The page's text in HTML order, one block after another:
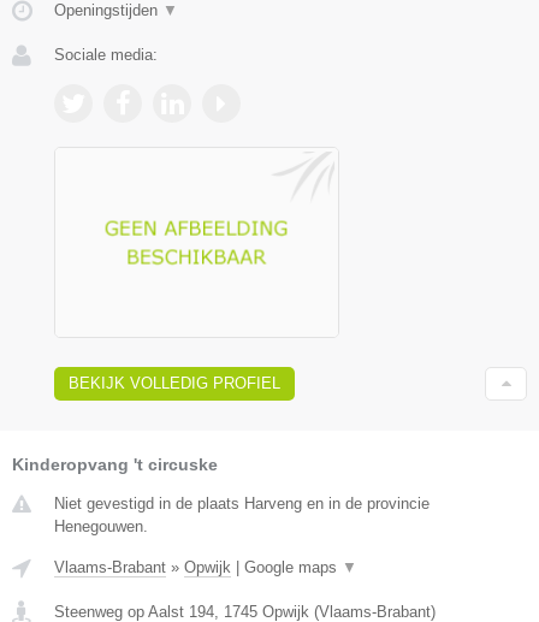
Openingstijden ▼
Sociale media:
BEKIJK VOLLEDIG PROFIEL
Kinderopvang 't circuske
Niet gevestigd in de plaats Harveng en in de provincie
Henegouwen.
Vlaams-Brabant » Opwijk Google maps ▼
Steenweg op Aalst 194 1745 Opwijk (Vlaams-Brabant)